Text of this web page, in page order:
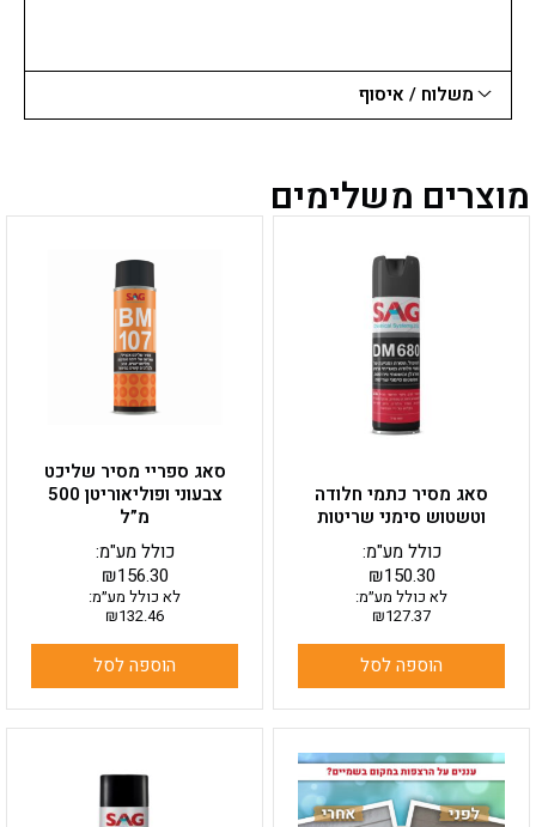
משלוח / איסוף
מוצרים משלימים
סאג מסיר כתמי חלודה
וטשטוש סימני שריטות
₪150.30
כולל מע"מ:
לא כולל מע״מ:
₪127.37
הוספה לסל
סאג ספריי מסיר שליכט
צבעוני ופוליאוריטן 500
מ”ל
₪156.30
כולל מע"מ:
לא כולל מע״מ:
₪132.46
הוספה לסל